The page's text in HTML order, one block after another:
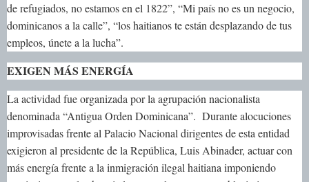
de refugiados, no estamos en el 1822”, “Mi país no es un negocio,
dominicanos a la calle”, “los haitianos te están desplazando de tus
empleos, únete a la lucha”.
EXIGEN MÁS ENERGÍA
La actividad fue organizada por la agrupación nacionalista
denominada “Antigua Orden Dominicana”. Durante alocuciones
improvisadas frente al Palacio Nacional dirigentes de esta entidad
exigieron al presidente de la República, Luis Abinader, actuar con
más energía frente a la inmigración ilegal haitiana imponiendo